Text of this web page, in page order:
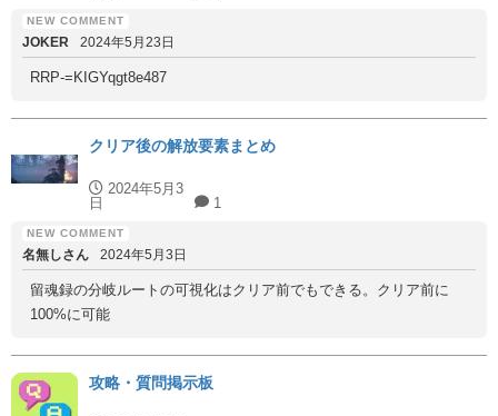
JOKER 2024年5月23日
RRP-=KIGYqgt8e487
クリア後の解放要素まとめ
2024年5月3
日
1
名無しさん 2024年5月3日
留魂録の分岐ルートの可視化はクリア前でもできる。クリア前に
100%に可能
攻略・質問掲示板